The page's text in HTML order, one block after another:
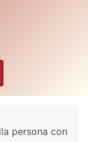
persona con